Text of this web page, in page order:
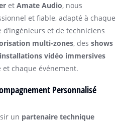
et Amate Audio, nous
et fiable, adapté à chaque
et de techniciens
multi-zones, des shows
installations vidéo immersives
chaque événement.
Personnalisé
un partenaire technique